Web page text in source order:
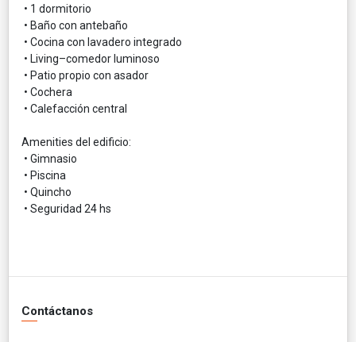
• 1 dormitorio
• Baño con antebaño
• Cocina con lavadero integrado
• Living–comedor luminoso
• Patio propio con asador
• Cochera
• Calefacción central
Amenities del edificio:
• Gimnasio
• Piscina
• Quincho
• Seguridad 24 hs
Contáctanos